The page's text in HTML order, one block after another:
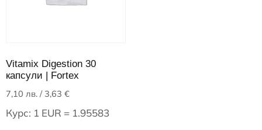
Vitamix Digestion 30
капсули | Fortex
7,10 лв. / 3,63 €
Курс: 1 EUR = 1.95583